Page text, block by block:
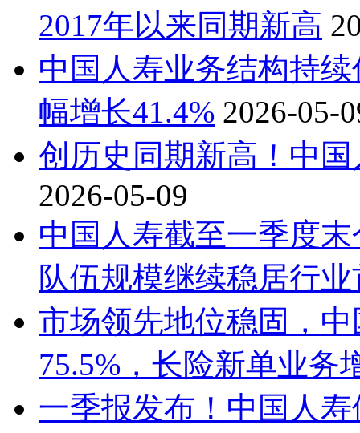
2017年以来同期新高
中国人寿业务结构持
幅增长41.4% 2026-05-
创历史同期新高！中
2026-05-09
中国人寿截至一季度
队伍规模继续稳居行
市场领先地位稳固，
75.5%，长险新单业务
一季报发布！中国人